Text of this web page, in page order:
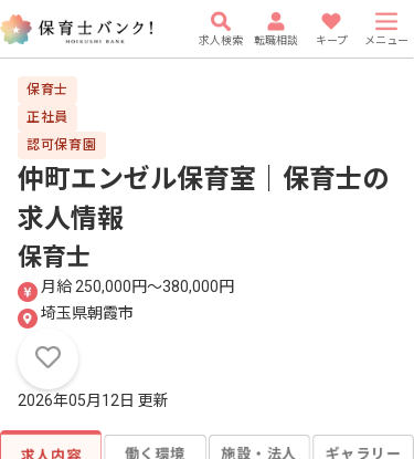
求人検索 転職相談 キープ メニュー
保育士
正社員
認可保育園
仲町エンゼル保育室｜保育士の
求人情報
保育士
月給 250,000円〜380,000円
埼玉県朝霞市
2026年05月12日 更新
求人内容 働く環境 施設・法人 ギャラリー